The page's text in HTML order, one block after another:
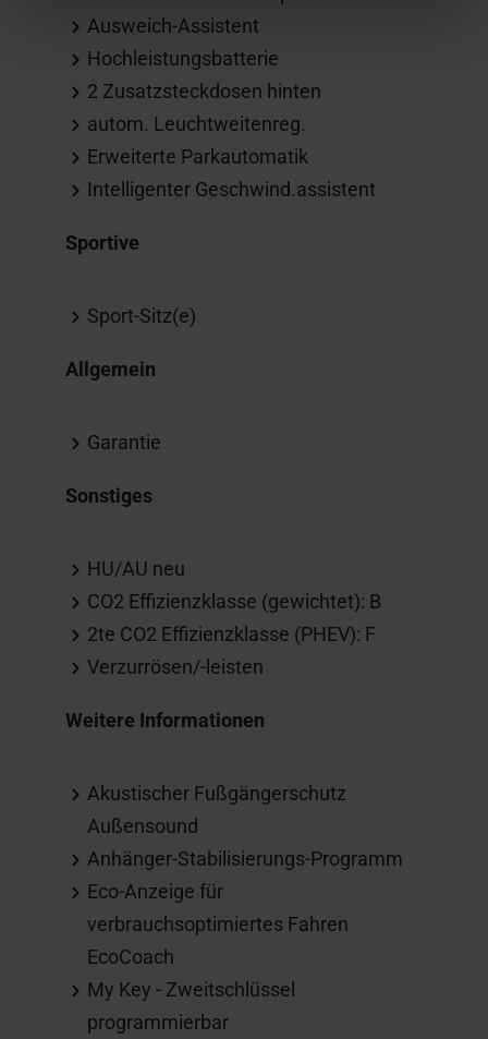
Ausweich-Assistent
Hochleistungsbatterie
2 Zusatzsteckdosen hinten
autom. Leuchtweitenreg.
Erweiterte Parkautomatik
Intelligenter Geschwind.assistent
Sportive
Sport-Sitz(e)
Allgemein
Garantie
Sonstiges
HU/AU neu
CO2 Effizienzklasse (gewichtet): B
2te CO2 Effizienzklasse (PHEV): F
Verzurrösen/-leisten
Weitere Informationen
Akustischer Fußgängerschutz
Außensound
Anhänger-Stabilisierungs-Programm
Eco-Anzeige für
verbrauchsoptimiertes Fahren
EcoCoach
My Key - Zweitschlüssel
programmierbar